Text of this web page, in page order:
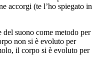
accorgi (te l’ho spiegato in
suono come metodo per
non si è evoluto per
il corpo si è evoluto per